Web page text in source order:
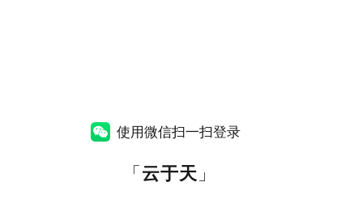
使用微信扫一扫登录
「云于天 」